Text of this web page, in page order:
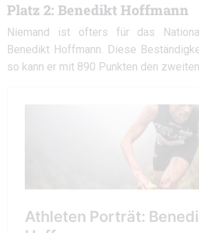
Platz 2: Benedikt Hoffmann
Niemand ist öfters für das
Benedikt Hoffmann. Diese
so kann er mit 890 Punkten den